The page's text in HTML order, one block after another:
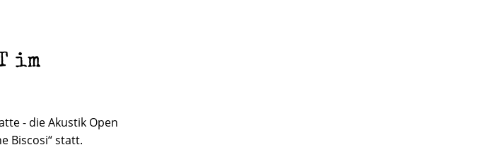
im
- die Akustik Open
Biscosi“ statt.